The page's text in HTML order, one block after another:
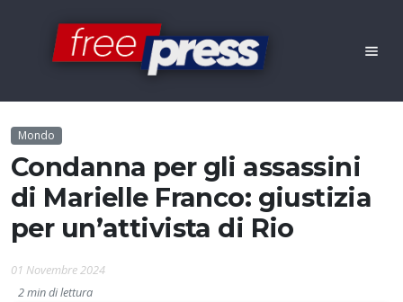
Mondo
Condanna per gli assassini
di Marielle Franco: giustizia
per un’attivista di Rio
01 Novembre 2024
2 min di lettura